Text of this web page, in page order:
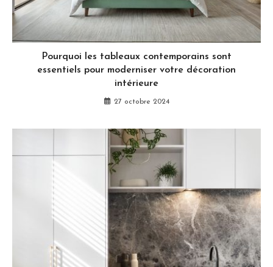
Pourquoi les tableaux contemporains sont
essentiels pour moderniser votre décoration
intérieure
27 octobre 2024